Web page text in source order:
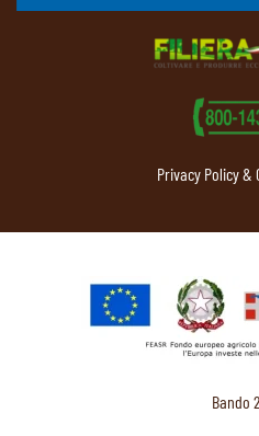
Privacy Policy &
Bando